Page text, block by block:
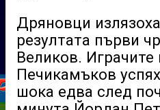
Дряновци
резултата първи
Великов.
Печикамъков
шока едва след